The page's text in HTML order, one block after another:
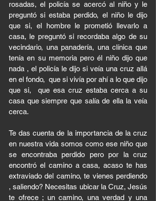
rosadas, el policía se acercó al niño y le
preguntó si estaba perdido, el niño le dijo
que si, el hombre le prometió llevarlo a
casa, le preguntó si recordaba algo de su
vecindario, una panadería, una clínica que
tenía en su memoria pero él niño dijo que
nada , el policía le dijo si veía una cruz allá
en el fondo,  que si vivía por ahí a lo que dijo
que si,  que esa cruz estaba cerca a su
casa que siempre que salía de ella la veía
cerca.
Te das cuenta de la importancia de la cruz
en nuestra vida somos como ese niño que
se encontraba perdido pero por la cruz
encontró el camino a casa, acaso te has
extraviado del camino, te vienes perdiendo
, saliendo? Necesitas ubicar la Cruz, Jesús
te ofrece ; un camino, una verdad y una